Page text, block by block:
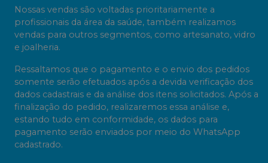
Nossas vendas são voltadas prioritariamente a
profissionais da área da saúde, também realizamos
vendas para outros segmentos, como artesanato, vidro
e joalheria.
Ressaltamos que o pagamento e o envio dos pedidos
somente serão efetuados após a devida verificação dos
dados cadastrais e da análise dos itens solicitados. Após a
finalização do pedido, realizaremos essa análise e,
estando tudo em conformidade, os dados para
pagamento serão enviados por meio do WhatsApp
cadastrado.